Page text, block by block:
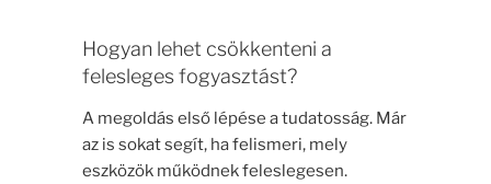
Hogyan lehet csökkenteni a
felesleges fogyasztást?
A megoldás első lépése a tudatosság. Már
az is sokat segít, ha felismeri, mely
eszközök működnek feleslegesen.